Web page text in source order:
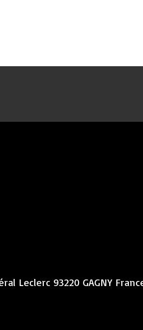
Leclerc 93220 GAGNY